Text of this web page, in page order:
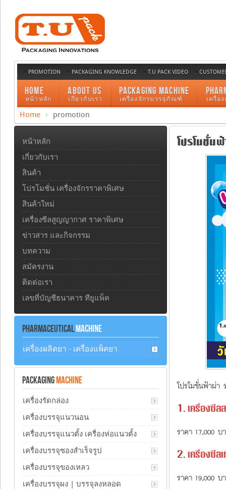
PROMOTION PACKAGING KNOWLEDGE T.U PACK VIDEO
HOME
หน้าหลัก
ABOUT US
เกี่ยวกับเรา
PACKAGING MACHINE
เครื่องจักรบรรจุภัณฑ์ เครื่อ
Home promotion
โปรโมชั่น
โปรโมชั่นฟ้าผ่
1. เครื่องซีล
ราคา 17,000 บ
2. เครื่องซีล
ราคา 19,000 บ
หน้าหลัก
เกี่ยวกับเรา
สินค้า
โปรโมชั่น เครื่องจักรราคาพิเศษ
สินค้าใหม่
เครื่องซีลสูญญากาศ ราคาพิเศษ
ข่าวสาร และกิจกรรม
บทความ
สมัครงาน
ติดต่อเรา
เลขที่บัญชีธนาคาร ทียูแพ็ค
PHARMACEUTICALMACHINE
เครื่องผลิตยา - เครื่องแพ็คยา
PACKAGING MACHINE
เครื่องรัดกล่อง
เครื่องบรรจุแนวนอน
เครื่องบรรจุแนวตั้ง เครื่องห่อแนวตั้ง
เครื่องบรรจุซองสำเร็จรูป
เครื่องบรรจุของเหลว
เครื่องบรรจุผง | บรรจุลงหลอด